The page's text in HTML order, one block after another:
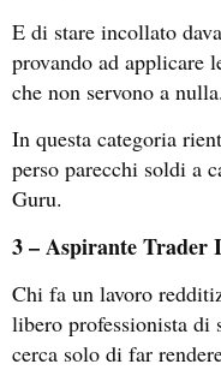
E di stare incollato
provando ad applicare
che non servono a nulla.
In questa categoria
perso parecchi soldi a
Guru.
3 – Aspirante Trader
Chi fa un lavoro
libero professionista di
cerca solo di far